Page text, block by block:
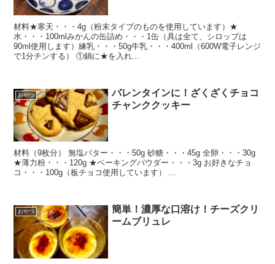
材料★寒天・・・4g（粉末タイプのものを使用しています）★
水・・・100mlみかんの缶詰め・・・1缶（具は全て、シロップは
90ml使用します）練乳・・・50g牛乳・・・400ml（600W電子レンジ
で1分チンする） ①鍋に★を入れ...
おやつ
バレンタインに！ざくざくチョコ
チャンククッキー
材料（9枚分） 無塩バター・・・50g 砂糖・・・45g 全卵・・・30g
★薄力粉・・・120g ★ベーキングパウダー・・・3g お好きなチョ
コ・・・100g（板チョコ使用しています） ...
おやつ
簡単！濃厚な口溶け！チーズクリ
ームブリュレ